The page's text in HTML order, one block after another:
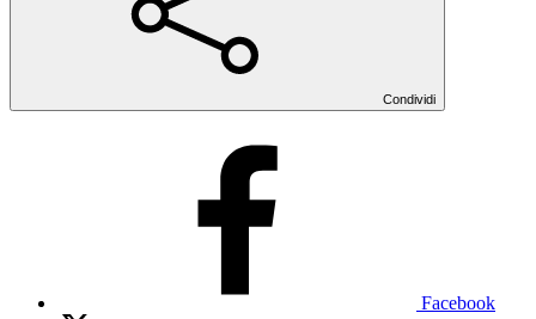
Condividi
Facebook